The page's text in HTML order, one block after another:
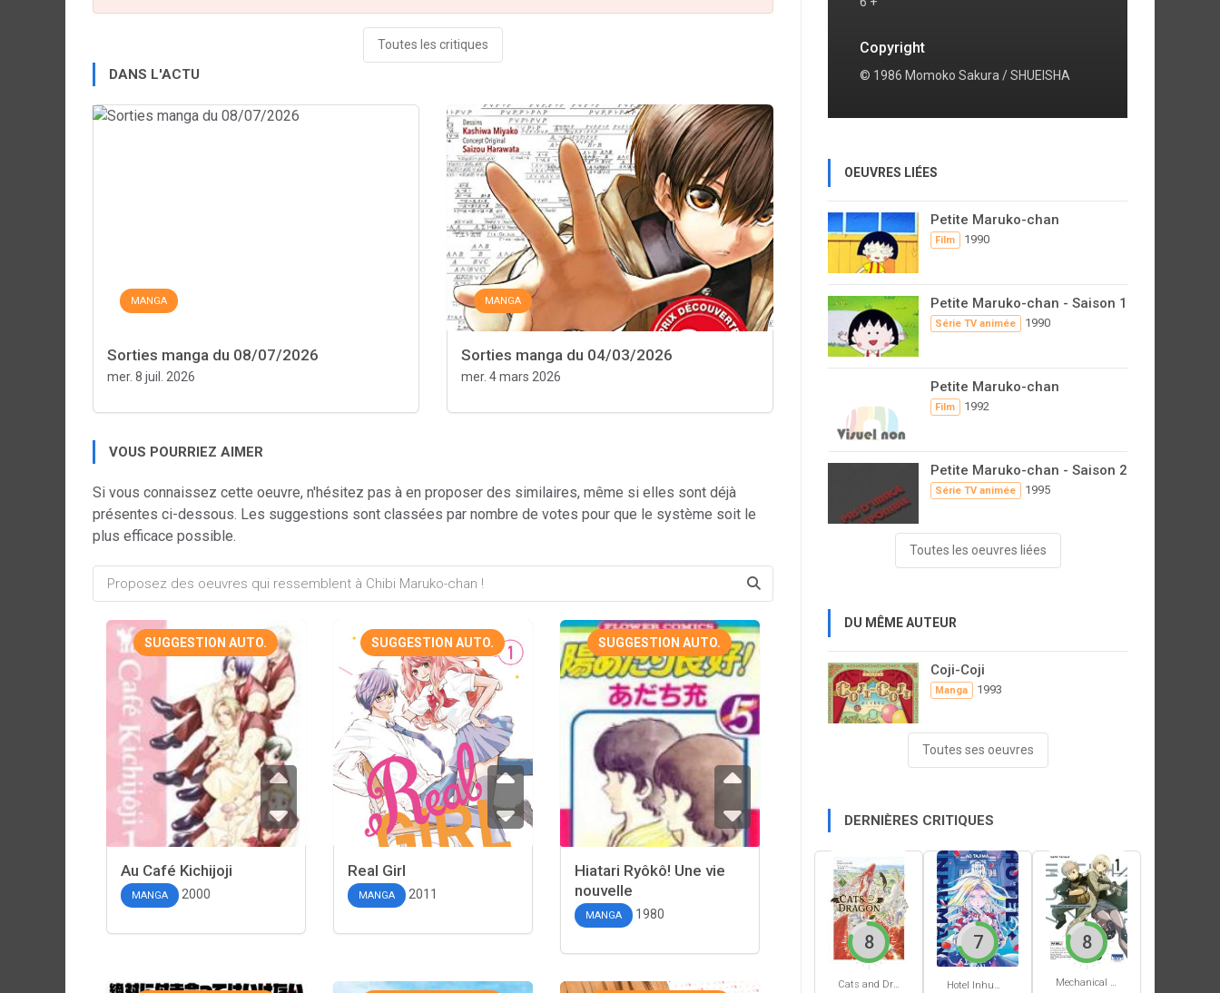
Toutes les critiques
DANS L'ACTU
MANGA
Sorties manga du 08/07/2026
mer. 8 juil. 2026
MANGA
Sorties manga du 04/03/2026
mer. 4 mars 2026
VOUS POURRIEZ AIMER
Si vous connaissez cette oeuvre, n'hésitez pas à en proposer des similaires, même si elles sont déjà
présentes ci-dessous. Les suggestions sont classées par nombre de votes pour que le système soit le
plus efficace possible.
SUGGESTION AUTO.
Au Café Kichijoji
MANGA 2000
SUGGESTION AUTO.
Real Girl
MANGA 2011
SUGGESTION AUTO.
Hiatari Ryôkô! Une vie
nouvelle
MANGA 1980
Copyright
© 1986 Momoko Sakura / SHUEISHA
OEUVRES LIÉES
Petite Maruko-chan
Film 1990
Petite Maruko-chan - Saison 1
Série TV animée 1990
Petite Maruko-chan
Film 1992
Petite Maruko-chan - Saison 2
Série TV animée 1995
Toutes les oeuvres liées
DU MÊME AUTEUR
Coji-Coji
Manga 1993
Toutes ses oeuvres
DERNIÈRES CRITIQUES
Cats and Dragon #3
8
Hotel Inhumans #1
7
Mechanical Buddy Universe #1
8